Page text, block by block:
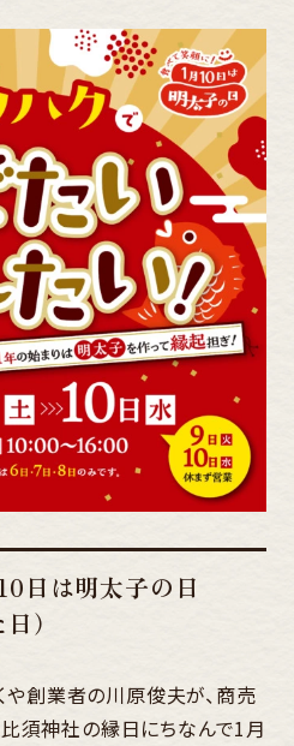
日は明太子の日
）
創業者の川原俊夫が、商売
須神社の縁日にちなんで1月